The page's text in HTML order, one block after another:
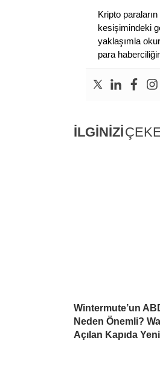
Kripto
kesişimindeki
yaklaşımla
para
İLGİNİZİ
Wintermute’un
Neden Önemli?
Açılan Kapıda